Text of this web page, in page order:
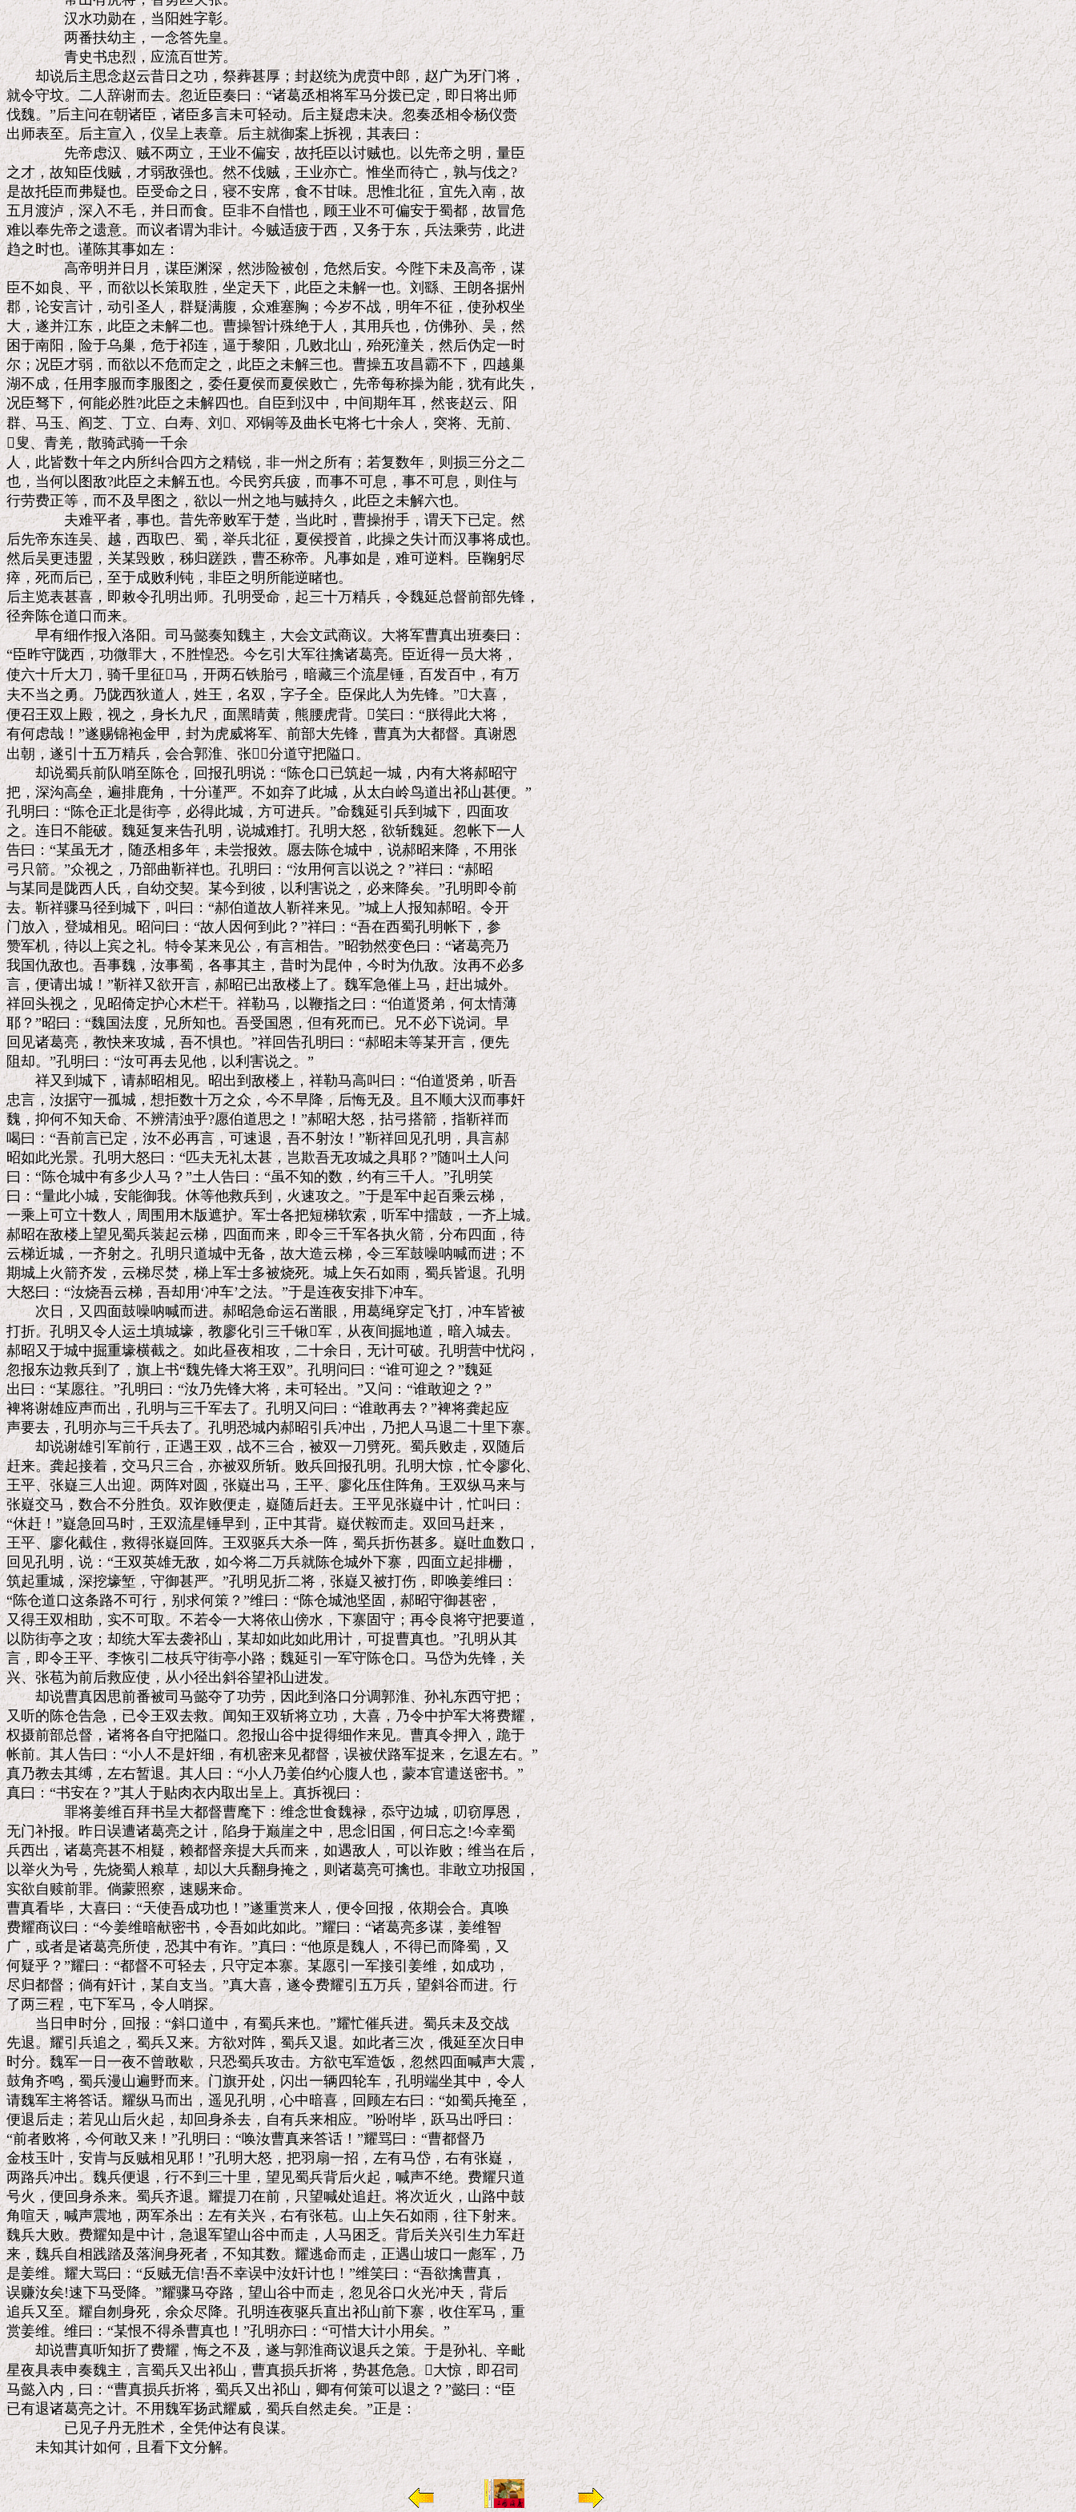
汉水功勋在，当阳姓字彰。
两番扶幼主，一念答先皇。
青史书忠烈，应流百世芳。
却说后主思念赵云昔日之功，祭葬甚厚；封赵统为虎贲中郎，赵广为牙门将，
就令守坟。二人辞谢而去。忽近臣奏曰：“诸葛丞相将军马分拨已定，即日将出师
伐魏。”后主问在朝诸臣，诸臣多言未可轻动。后主疑虑未决。忽奏丞相令杨仪赍
出师表至。后主宣入，仪呈上表章。后主就御案上拆视，其表曰：
先帝虑汉、贼不两立，王业不偏安，故托臣以讨贼也。以先帝之明，量臣
之才，故知臣伐贼，才弱敌强也。然不伐贼，王业亦亡。惟坐而待亡，孰与伐之?
是故托臣而弗疑也。臣受命之日，寝不安席，食不甘味。思惟北征，宜先入南，故
五月渡泸，深入不毛，并日而食。臣非不自惜也，顾王业不可偏安于蜀都，故冒危
难以奉先帝之遗意。而议者谓为非计。今贼适疲于西，又务于东，兵法乘劳，此进
趋之时也。谨陈其事如左：
高帝明并日月，谋臣渊深，然涉险被创，危然后安。今陛下未及高帝，谋
臣不如良、平，而欲以长策取胜，坐定天下，此臣之未解一也。刘繇、王朗各据州
郡，论安言计，动引圣人，群疑满腹，众难塞胸；今岁不战，明年不征，使孙权坐
大，遂并江东，此臣之未解二也。曹操智计殊绝于人，其用兵也，仿佛孙、吴，然
困于南阳，险于乌巢，危于祁连，逼于黎阳，几败北山，殆死潼关，然后伪定一时
尔；况臣才弱，而欲以不危而定之，此臣之未解三也。曹操五攻昌霸不下，四越巢
湖不成，任用李服而李服图之，委任夏侯而夏侯败亡，先帝每称操为能，犹有此失，
况臣驽下，何能必胜?此臣之未解四也。自臣到汉中，中间期年耳，然丧赵云、阳
群、马玉、阎芝、丁立、白寿、刘、邓铜等及曲长屯将七十余人，突将、无前、
叟、青羌，散骑武骑一千余
人，此皆数十年之内所纠合四方之精锐，非一州之所有；若复数年，则损三分之二
也，当何以图敌?此臣之未解五也。今民穷兵疲，而事不可息，事不可息，则住与
行劳费正等，而不及早图之，欲以一州之地与贼持久，此臣之未解六也。
夫难平者，事也。昔先帝败军于楚，当此时，曹操拊手，谓天下已定。然
后先帝东连吴、越，西取巴、蜀，举兵北征，夏侯授首，此操之失计而汉事将成也。
然后吴更违盟，关某毁败，秭归蹉跌，曹丕称帝。凡事如是，难可逆料。臣鞠躬尽
瘁，死而后已，至于成败利钝，非臣之明所能逆睹也。
后主览表甚喜，即敕令孔明出师。孔明受命，起三十万精兵，令魏延总督前部先锋，
径奔陈仓道口而来。
早有细作报入洛阳。司马懿奏知魏主，大会文武商议。大将军曹真出班奏曰：
“臣昨守陇西，功微罪大，不胜惶恐。今乞引大军往擒诸葛亮。臣近得一员大将，
使六十斤大刀，骑千里征马，开两石铁胎弓，暗藏三个流星锤，百发百中，有万
夫不当之勇。乃陇西狄道人，姓王，名双，字子全。臣保此人为先锋。”大喜，
便召王双上殿，视之，身长九尺，面黑睛黄，熊腰虎背。笑曰：“朕得此大将，
有何虑哉！”遂赐锦袍金甲，封为虎威将军、前部大先锋，曹真为大都督。真谢恩
出朝，遂引十五万精兵，会合郭淮、张，分道守把隘口。
却说蜀兵前队哨至陈仓，回报孔明说：“陈仓口已筑起一城，内有大将郝昭守
把，深沟高垒，遍排鹿角，十分谨严。不如弃了此城，从太白岭鸟道出祁山甚便。”
孔明曰：“陈仓正北是街亭，必得此城，方可进兵。”命魏延引兵到城下，四面攻
之。连日不能破。魏延复来告孔明，说城难打。孔明大怒，欲斩魏延。忽帐下一人
告曰：“某虽无才，随丞相多年，未尝报效。愿去陈仓城中，说郝昭来降，不用张
弓只箭。”众视之，乃部曲靳祥也。孔明曰：“汝用何言以说之？”祥曰：“郝昭
与某同是陇西人氏，自幼交契。某今到彼，以利害说之，必来降矣。”孔明即令前
去。靳祥骤马径到城下，叫曰：“郝伯道故人靳祥来见。”城上人报知郝昭。令开
门放入，登城相见。昭问曰：“故人因何到此？”祥曰：“吾在西蜀孔明帐下，参
赞军机，待以上宾之礼。特令某来见公，有言相告。”昭勃然变色曰：“诸葛亮乃
我国仇敌也。吾事魏，汝事蜀，各事其主，昔时为昆仲，今时为仇敌。汝再不必多
言，便请出城！”靳祥又欲开言，郝昭已出敌楼上了。魏军急催上马，赶出城外。
祥回头视之，见昭倚定护心木栏干。祥勒马，以鞭指之曰：“伯道贤弟，何太情薄
耶？”昭曰：“魏国法度，兄所知也。吾受国恩，但有死而已。兄不必下说词。早
回见诸葛亮，教快来攻城，吾不惧也。”祥回告孔明曰：“郝昭未等某开言，便先
阻却。”孔明曰：“汝可再去见他，以利害说之。”
祥又到城下，请郝昭相见。昭出到敌楼上，祥勒马高叫曰：“伯道贤弟，听吾
忠言，汝据守一孤城，想拒数十万之众，今不早降，后悔无及。且不顺大汉而事奸
魏，抑何不知天命、不辨清浊乎?愿伯道思之！”郝昭大怒，拈弓搭箭，指靳祥而
喝曰：“吾前言已定，汝不必再言，可速退，吾不射汝！”靳祥回见孔明，具言郝
昭如此光景。孔明大怒曰：“匹夫无礼太甚，岂欺吾无攻城之具耶？”随叫土人问
曰：“陈仓城中有多少人马？”土人告曰：“虽不知的数，约有三千人。”孔明笑
曰：“量此小城，安能御我。休等他救兵到，火速攻之。”于是军中起百乘云梯，
一乘上可立十数人，周围用木版遮护。军士各把短梯软索，听军中擂鼓，一齐上城。
郝昭在敌楼上望见蜀兵装起云梯，四面而来，即令三千军各执火箭，分布四面，待
云梯近城，一齐射之。孔明只道城中无备，故大造云梯，令三军鼓噪呐喊而进；不
期城上火箭齐发，云梯尽焚，梯上军士多被烧死。城上矢石如雨，蜀兵皆退。孔明
大怒曰：“汝烧吾云梯，吾却用‘冲车’之法。”于是连夜安排下冲车。
次日，又四面鼓噪呐喊而进。郝昭急命运石凿眼，用葛绳穿定飞打，冲车皆被
打折。孔明又令人运土填城壕，教廖化引三千锹军，从夜间掘地道，暗入城去。
郝昭又于城中掘重壕横截之。如此昼夜相攻，二十余日，无计可破。孔明营中忧闷，
忽报东边救兵到了，旗上书“魏先锋大将王双”。孔明问曰：“谁可迎之？”魏延
出曰：“某愿往。”孔明曰：“汝乃先锋大将，未可轻出。”又问：“谁敢迎之？”
裨将谢雄应声而出，孔明与三千军去了。孔明又问曰：“谁敢再去？”裨将龚起应
声要去，孔明亦与三千兵去了。孔明恐城内郝昭引兵冲出，乃把人马退二十里下寨。
却说谢雄引军前行，正遇王双，战不三合，被双一刀劈死。蜀兵败走，双随后
赶来。龚起接着，交马只三合，亦被双所斩。败兵回报孔明。孔明大惊，忙令廖化、
王平、张嶷三人出迎。两阵对圆，张嶷出马，王平、廖化压住阵角。王双纵马来与
张嶷交马，数合不分胜负。双诈败便走，嶷随后赶去。王平见张嶷中计，忙叫曰：
“休赶！”嶷急回马时，王双流星锤早到，正中其背。嶷伏鞍而走。双回马赶来，
王平、廖化截住，救得张嶷回阵。王双驱兵大杀一阵，蜀兵折伤甚多。嶷吐血数口，
回见孔明，说：“王双英雄无敌，如今将二万兵就陈仓城外下寨，四面立起排栅，
筑起重城，深挖壕堑，守御甚严。”孔明见折二将，张嶷又被打伤，即唤姜维曰：
“陈仓道口这条路不可行，别求何策？”维曰：“陈仓城池坚固，郝昭守御甚密，
又得王双相助，实不可取。不若令一大将依山傍水，下寨固守；再令良将守把要道，
以防街亭之攻；却统大军去袭祁山，某却如此如此用计，可捉曹真也。”孔明从其
言，即令王平、李恢引二枝兵守街亭小路；魏延引一军守陈仓口。马岱为先锋，关
兴、张苞为前后救应使，从小径出斜谷望祁山进发。
却说曹真因思前番被司马懿夺了功劳，因此到洛口分调郭淮、孙礼东西守把；
又听的陈仓告急，已令王双去救。闻知王双斩将立功，大喜，乃令中护军大将费耀，
权摄前部总督，诸将各自守把隘口。忽报山谷中捉得细作来见。曹真令押入，跪于
帐前。其人告曰：“小人不是奸细，有机密来见都督，误被伏路军捉来，乞退左右。”
真乃教去其缚，左右暂退。其人曰：“小人乃姜伯约心腹人也，蒙本官遣送密书。”
真曰：“书安在？”其人于贴肉衣内取出呈上。真拆视曰：
罪将姜维百拜书呈大都督曹麾下：维念世食魏禄，忝守边城，叨窃厚恩，
无门补报。昨日误遭诸葛亮之计，陷身于巅崖之中，思念旧国，何日忘之!今幸蜀
兵西出，诸葛亮甚不相疑，赖都督亲提大兵而来，如遇敌人，可以诈败；维当在后，
以举火为号，先烧蜀人粮草，却以大兵翻身掩之，则诸葛亮可擒也。非敢立功报国，
实欲自赎前罪。倘蒙照察，速赐来命。
曹真看毕，大喜曰：“天使吾成功也！”遂重赏来人，便令回报，依期会合。真唤
费耀商议曰：“今姜维暗献密书，令吾如此如此。”耀曰：“诸葛亮多谋，姜维智
广，或者是诸葛亮所使，恐其中有诈。”真曰：“他原是魏人，不得已而降蜀，又
何疑乎？”耀曰：“都督不可轻去，只守定本寨。某愿引一军接引姜维，如成功，
尽归都督；倘有奸计，某自支当。”真大喜，遂令费耀引五万兵，望斜谷而进。行
了两三程，屯下军马，令人哨探。
当日申时分，回报：“斜口道中，有蜀兵来也。”耀忙催兵进。蜀兵未及交战
先退。耀引兵追之，蜀兵又来。方欲对阵，蜀兵又退。如此者三次，俄延至次日申
时分。魏军一日一夜不曾敢歇，只恐蜀兵攻击。方欲屯军造饭，忽然四面喊声大震，
鼓角齐鸣，蜀兵漫山遍野而来。门旗开处，闪出一辆四轮车，孔明端坐其中，令人
请魏军主将答话。耀纵马而出，遥见孔明，心中暗喜，回顾左右曰：“如蜀兵掩至，
便退后走；若见山后火起，却回身杀去，自有兵来相应。”吩咐毕，跃马出呼曰：
“前者败将，今何敢又来！”孔明曰：“唤汝曹真来答话！”耀骂曰：“曹都督乃
金枝玉叶，安肯与反贼相见耶！”孔明大怒，把羽扇一招，左有马岱，右有张嶷，
两路兵冲出。魏兵便退，行不到三十里，望见蜀兵背后火起，喊声不绝。费耀只道
号火，便回身杀来。蜀兵齐退。耀提刀在前，只望喊处追赶。将次近火，山路中鼓
角喧天，喊声震地，两军杀出：左有关兴，右有张苞。山上矢石如雨，往下射来。
魏兵大败。费耀知是中计，急退军望山谷中而走，人马困乏。背后关兴引生力军赶
来，魏兵自相践踏及落涧身死者，不知其数。耀逃命而走，正遇山坡口一彪军，乃
是姜维。耀大骂曰：“反贼无信!吾不幸误中汝奸计也！”维笑曰：“吾欲擒曹真，
误赚汝矣!速下马受降。”耀骤马夺路，望山谷中而走，忽见谷口火光冲天，背后
追兵又至。耀自刎身死，余众尽降。孔明连夜驱兵直出祁山前下寨，收住军马，重
赏姜维。维曰：“某恨不得杀曹真也！”孔明亦曰：“可惜大计小用矣。”
却说曹真听知折了费耀，悔之不及，遂与郭淮商议退兵之策。于是孙礼、辛毗
星夜具表申奏魏主，言蜀兵又出祁山，曹真损兵折将，势甚危急。大惊，即召司
马懿入内，曰：“曹真损兵折将，蜀兵又出祁山，卿有何策可以退之？”懿曰：“臣
已有退诸葛亮之计。不用魏军扬武耀威，蜀兵自然走矣。”正是：
已见子丹无胜术，全凭仲达有良谋。